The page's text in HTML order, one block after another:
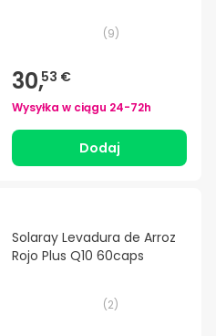
(9)
30,53 €
Wysyłka w ciągu 24-72h
Dodaj
Solaray Levadura de Arroz
Rojo Plus Q10 60caps
(2)